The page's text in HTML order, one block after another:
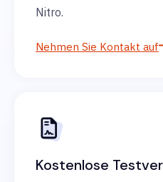
Nitro.
Nehmen Sie Kontakt auf
Kostenlose